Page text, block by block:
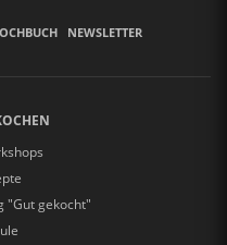
NEWSLETTER
"Gut gekocht"